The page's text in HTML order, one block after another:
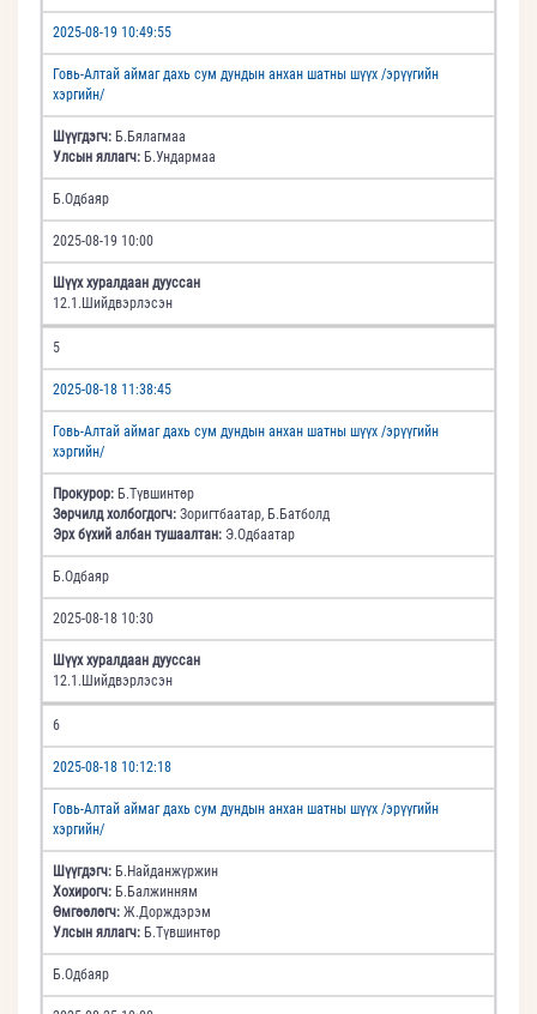
2025-08-19 10:49:55
Говь-Алтай аймаг дахь сум дундын анхан шатны шүүх /эрүүгийн
хэргийн/
Шүүгдэгч: Б.Бялагмаа
Улсын яллагч: Б.Ундармаа
Б.Одбаяр
2025-08-19 10:00
Шүүх хуралдаан дууссан
12.1.Шийдвэрлэсэн
5
2025-08-18 11:38:45
Говь-Алтай аймаг дахь сум дундын анхан шатны шүүх /эрүүгийн
хэргийн/
Прокурор: Б.Түвшинтөр
Зөрчилд холбогдогч: Зоригтбаатар, Б.Батболд
Эрх бүхий албан тушаалтан: Э.Одбаатар
Б.Одбаяр
2025-08-18 10:30
Шүүх хуралдаан дууссан
12.1.Шийдвэрлэсэн
6
2025-08-18 10:12:18
Говь-Алтай аймаг дахь сум дундын анхан шатны шүүх /эрүүгийн
хэргийн/
Шүүгдэгч: Б.Найданжүржин
Хохирогч: Б.Балжинням
Өмгөөлөгч: Ж.Дорждэрэм
Улсын яллагч: Б.Түвшинтөр
Б.Одбаяр